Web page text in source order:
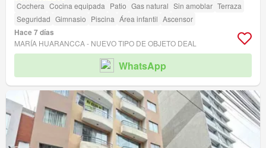
Cochera Cocina equipada Patio Gas natural Sin amoblar Terraza
Seguridad Gimnasio Piscina Área infantil Ascensor
Hace 7 días
MARÍA HUARANCCA - NUEVO TIPO DE OBJETO DEAL
WhatsApp